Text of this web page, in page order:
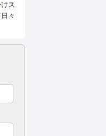
ス
々